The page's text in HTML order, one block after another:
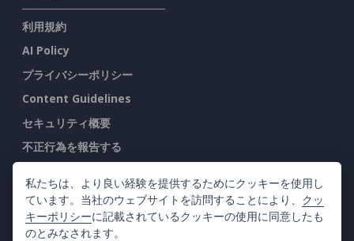
利用規約
AI Policy
プライバシーポリシー
Content Guidelines
セキュリティ概要
不正行為を報告する
弊社を検索
私たちは、より良い経験を提供するためにクッキーを使用し
ています。当社のウェブサイトを訪問することにより、 クッ
キーポリシーに記載されているクッキーの使用に同意したも
のとみなされます。